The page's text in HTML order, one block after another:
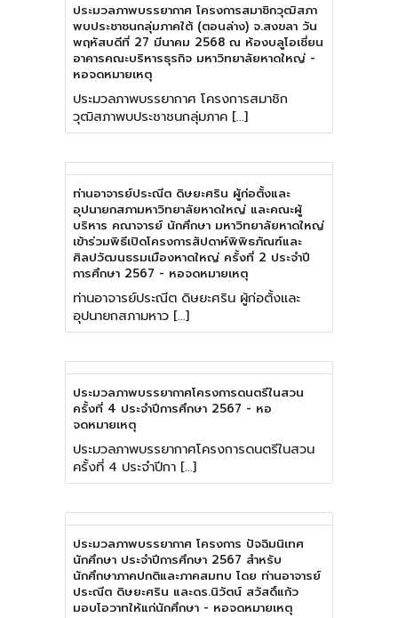
ประมวลภาพบรรยากาศ โครงการสมาชิกวุฒิสภา
พบประชาชนกลุ่มภาคใต้ (ตอนล่าง) จ.สงขลา วัน
พฤหัสบดีที่ 27 มีนาคม 2568 ณ ห้องบลูโอเชี่ยน
อาคารคณะบริหารธุรกิจ มหาวิทยาลัยหาดใหญ่ -
หอจดหมายเหตุ
ประมวลภาพบรรยากาศ โครงการสมาชิก
วุฒิสภาพบประชาชนกลุ่มภาค […]
ท่านอาจารย์ประณีต ดิษยะศริน ผู้ก่อตั้งและ
อุปนายกสภามหาวิทยาลัยหาดใหญ่ และคณะผู้
บริหาร คณาจารย์ นักศึกษา มหาวิทยาลัยหาดใหญ่
เข้าร่วมพิธีเปิดโครงการสัปดาห์พิพิธภัณฑ์และ
ศิลปวัฒนธรมเมืองหาดใหญ่ ครั้งที่ 2 ประจำปี
การศึกษา 2567 - หอจดหมายเหตุ
ท่านอาจารย์ประณีต ดิษยะศริน ผู้ก่อตั้งและ
อุปนายกสภามหาว […]
ประมวลภาพบรรยากาศโครงการดนตรีในสวน
ครั้งที่ 4 ประจำปีการศึกษา 2567 - หอ
จดหมายเหตุ
ประมวลภาพบรรยากาศโครงการดนตรีในสวน
ครั้งที่ 4 ประจำปีกา […]
ประมวลภาพบรรยากาศ โครงการ ปัจฉิมนิเทศ
นักศึกษา ประจำปีการศึกษา 2567 สำหรับ
นักศึกษาภาคปกติและภาคสมทบ โดย ท่านอาจารย์
ประณีต ดิษยะศริน และดร.นิวัตน์ สวัสดิ์แก้ว
มอบโอวาทให้แก่นักศึกษา - หอจดหมายเหตุ